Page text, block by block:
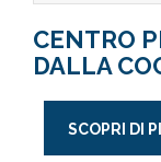
CENTRO
DALLA
SCOPRI DI